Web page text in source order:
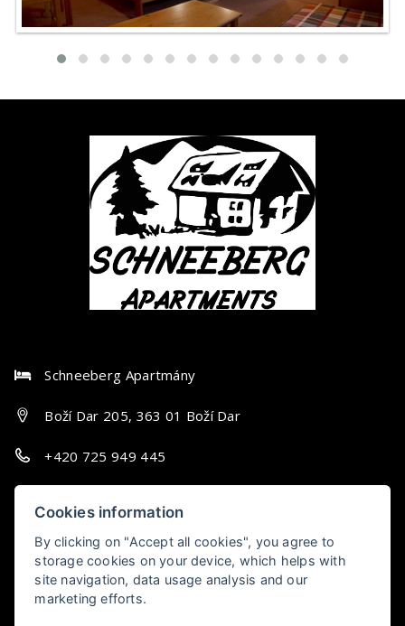
Schneeberg Apartmány
Boží Dar 205, 363 01 Boží Dar
+420 725 949 445
Schneeberg
Apartmány
Cookies information
By clicking on "Accept all cookies", you agree to
storage cookies on your device, which helps with
site navigation, data usage analysis and our
marketing efforts.